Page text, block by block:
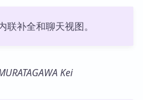
补全和聊天视图。
Kei